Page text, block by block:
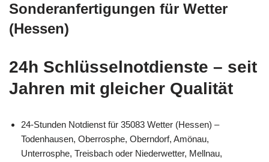
Sonderanfertigungen für Wetter
(Hessen)
24h Schlüsselnotdienste – seit
Jahren mit gleicher Qualität
24-Stunden Notdienst für 35083 Wetter (Hessen) –
Todenhausen, Oberrosphe, Oberndorf, Amönau,
Unterrosphe, Treisbach oder Niederwetter, Mellnau,